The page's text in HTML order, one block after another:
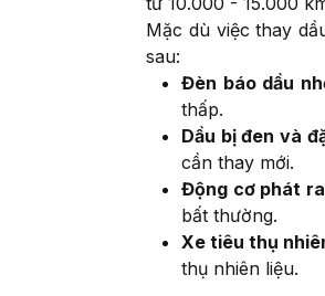
Mặc dù việc thay
sau:
Đèn báo dầu
thấp.
Dầu bị đen và
cần thay mới.
Động cơ phát
bất thường.
Xe tiêu thụ
thụ nhiên liệu.